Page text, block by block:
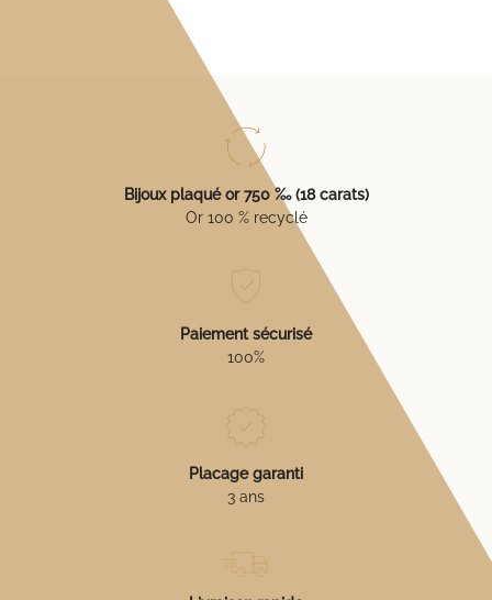
Bijoux plaqué or 750 ‰ (18 carats)
Or 100 % recyclé
Paiement sécurisé
100%
Placage garanti
3 ans